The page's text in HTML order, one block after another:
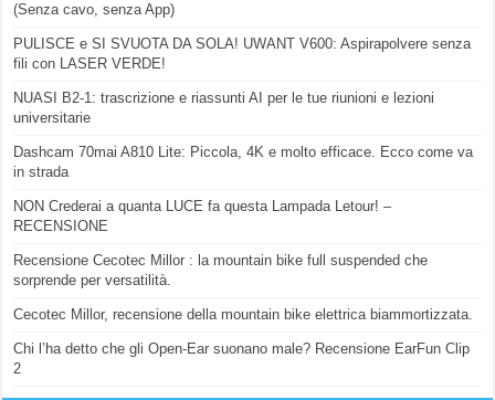
(Senza cavo, senza App)
PULISCE e SI SVUOTA DA SOLA! UWANT V600: Aspirapolvere senza
fili con LASER VERDE!
NUASI B2-1: trascrizione e riassunti AI per le tue riunioni e lezioni
universitarie
Dashcam 70mai A810 Lite: Piccola, 4K e molto efficace. Ecco come va
in strada
NON Crederai a quanta LUCE fa questa Lampada Letour! –
RECENSIONE
Recensione Cecotec Millor : la mountain bike full suspended che
sorprende per versatilità.
Cecotec Millor, recensione della mountain bike elettrica biammortizzata.
Chi l’ha detto che gli Open-Ear suonano male? Recensione EarFun Clip
2